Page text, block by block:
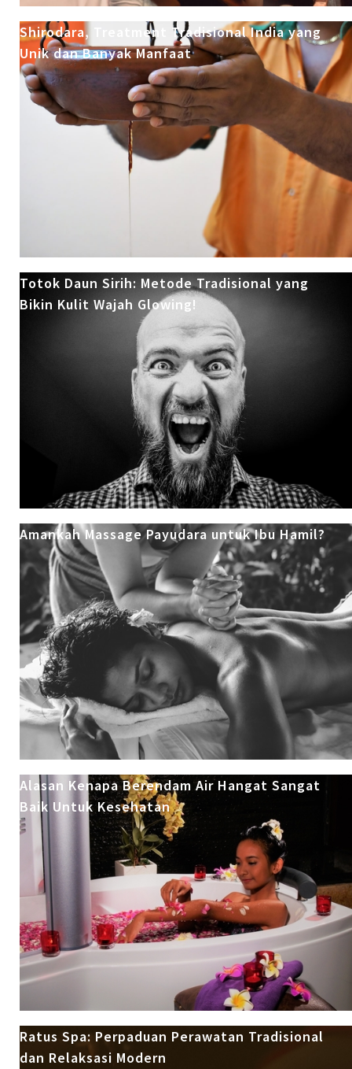
Shirodara, Treatment Tradisional India yang
Unik dan Banyak Manfaat
Totok Daun Sirih: Metode Tradisional yang
Bikin Kulit Wajah Glowing!
Amankah Massage Payudara untuk Ibu Hamil?
Alasan Kenapa Berendam Air Hangat Sangat
Baik Untuk Kesehatan
Ratus Spa: Perpaduan Perawatan Tradisional
dan Relaksasi Modern